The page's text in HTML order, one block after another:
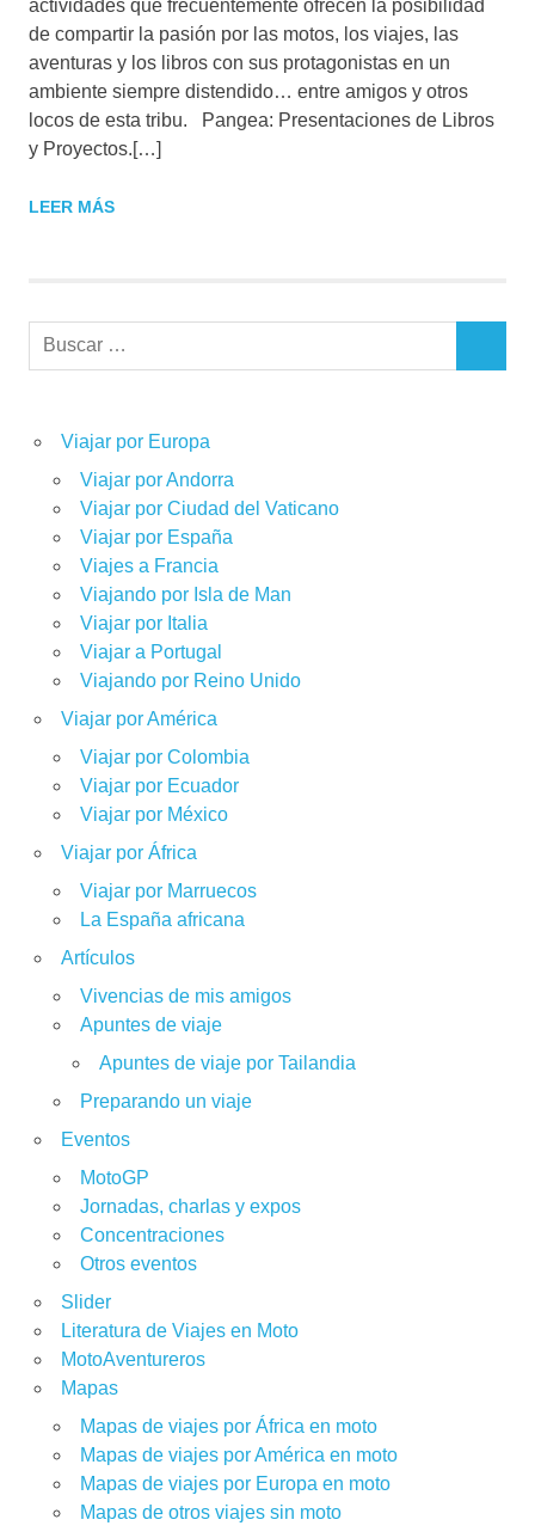
actividades que frecuentemente ofrecen la posibilidad
de compartir la pasión por las motos, los viajes, las
aventuras y los libros con sus protagonistas en un
ambiente siempre distendido… entre amigos y otros
locos de esta tribu. Pangea: Presentaciones de Libros
y Proyectos.[…]
LEER MÁS
Buscar:
Viajar por Europa
Viajar por Andorra
Viajar por Ciudad del Vaticano
Viajar por España
Viajes a Francia
Viajando por Isla de Man
Viajar por Italia
Viajar a Portugal
Viajando por Reino Unido
Viajar por América
Viajar por Colombia
Viajar por Ecuador
Viajar por México
Viajar por África
Viajar por Marruecos
La España africana
Artículos
Vivencias de mis amigos
Apuntes de viaje
Apuntes de viaje por Tailandia
Preparando un viaje
Eventos
MotoGP
Jornadas, charlas y expos
Concentraciones
Otros eventos
Slider
Literatura de Viajes en Moto
MotoAventureros
Mapas
Mapas de viajes por África en moto
Mapas de viajes por América en moto
Mapas de viajes por Europa en moto
Mapas de otros viajes sin moto